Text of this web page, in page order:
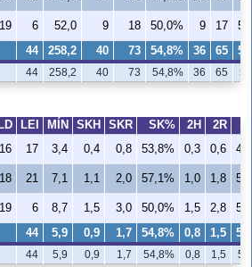
19 6 52,0 9 18 50,0% 9 17
44 258,2 40 73 54,8% 36 65
44 258,2 40 73 54,8% 36 65
LEI MÍN SKH SKR SK% 2H 2R
16 17 3,4 0,4 0,8 53,8% 0,3 0,6
18 21 7,1 1,1 2,0 57,1% 1,0 1,8
19 6 8,7 1,5 3,0 50,0% 1,5 2,8
44 5,9 0,9 1,7 54,8% 0,8 1,5
44 5,9 0,9 1,7 54,8% 0,8 1,5